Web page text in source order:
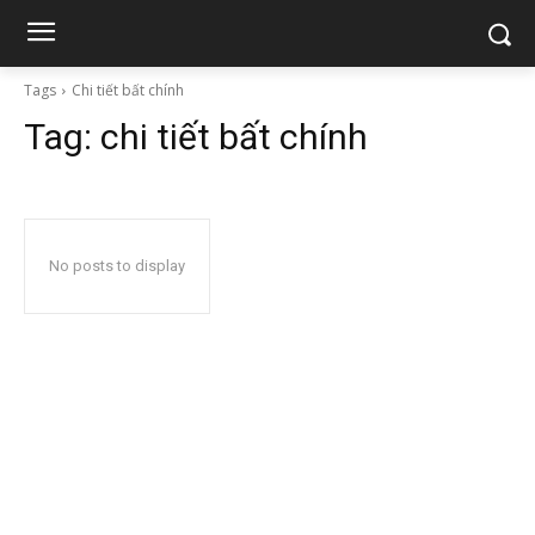
Tags Chi tiết bất chính
Tag: chi tiết bất chính
No posts to display